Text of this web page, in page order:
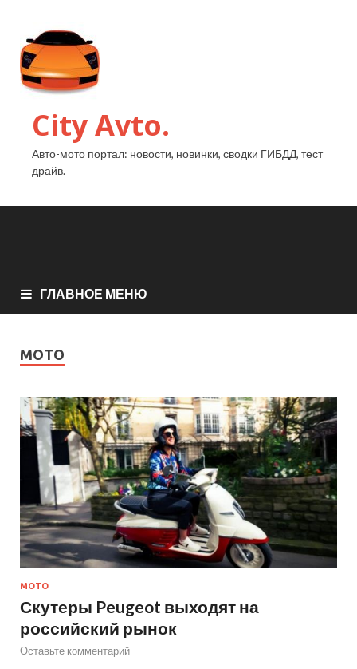
City Avto.
Авто-мото портал: новости, новинки, сводки ГИБДД, тест
драйв.
ГЛАВНОЕ МЕНЮ
МОТО
МОТО
Скутеры Peugeot выходят на
российский рынок
Оставьте комментарий